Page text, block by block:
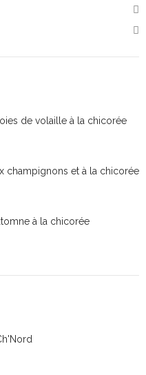
de volaille à la chicorée
champignons et à la chicorée
à la chicorée